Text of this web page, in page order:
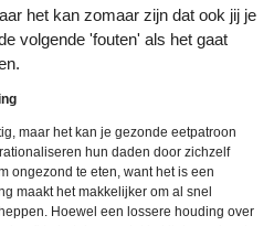
het kan zomaar zijn dat ook jij je
volgende 'fouten' als het gaat
maar het kan je gezonde eetpatroon
hun daden door zichzelf
ongezond te eten, want het is een
maakt het makkelijker om al snel
Hoewel een lossere houding over